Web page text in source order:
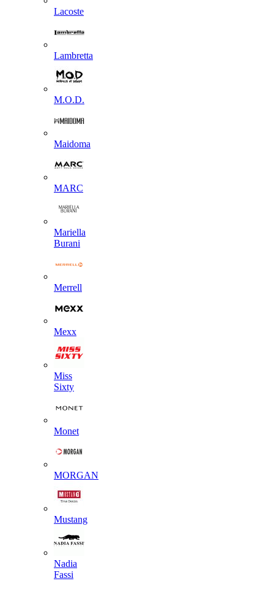
Lacoste
Lambretta
M.O.D.
Maidoma
MARC
Mariella
Burani
Merrell
Mexx
Miss
Sixty
Monet
MORGAN
Mustang
Nadia
Fassi